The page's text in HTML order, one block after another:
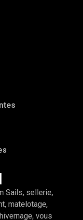
Sails, sellerie,
matelotage,
vous